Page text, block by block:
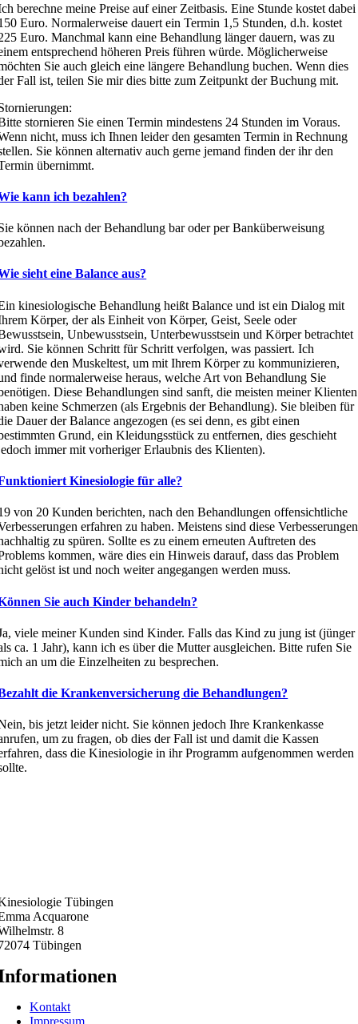
berechne meine Preise auf einer Zeitbasis. Eine Stunde kostet dabei
Euro. Normalerweise dauert ein Termin 1,5 Stunden, d.h. kostet
Euro. Manchmal kann eine Behandlung länger dauern, was zu
entsprechend höheren Preis führen würde. Möglicherweise
Sie auch gleich eine längere Behandlung buchen. Wenn dies
Fall ist, teilen Sie mir dies bitte zum Zeitpunkt der Buchung mit.
stornieren Sie einen Termin mindestens 24 Stunden im Voraus.
nicht, muss ich Ihnen leider den gesamten Termin in Rechnung
Sie können alternativ auch gerne jemand finden der ihr den
übernimmt.
kann ich bezahlen?
können nach der Behandlung bar oder per Banküberweisung
sieht eine Balance aus?
kinesiologische Behandlung heißt Balance und ist ein Dialog mit
Körper, der als Einheit von Körper, Geist, Seele oder
Unbewusstsein, Unterbewusstsein und Körper betrachtet
Sie können Schritt für Schritt verfolgen, was passiert. Ich
den Muskeltest, um mit Ihrem Körper zu kommunizieren,
finde normalerweise heraus, welche Art von Behandlung Sie
Diese Behandlungen sind sanft, die meisten meiner Klienten
keine Schmerzen (als Ergebnis der Behandlung). Sie bleiben für
Dauer der Balance angezogen (es sei denn, es gibt einen
Grund, ein Kleidungsstück zu entfernen, dies geschieht
immer mit vorheriger Erlaubnis des Klienten).
Kinesiologie für alle?
von 20 Kunden berichten, nach den Behandlungen offensichtliche
erfahren zu haben. Meistens sind diese Verbesserungen
zu spüren. Sollte es zu einem erneuten Auftreten des
kommen, wäre dies ein Hinweis darauf, dass das Problem
gelöst ist und noch weiter angegangen werden muss.
Sie auch Kinder behandeln?
viele meiner Kunden sind Kinder. Falls das Kind zu jung ist (jünger
ca. 1 Jahr), kann ich es über die Mutter ausgleichen. Bitte rufen Sie
an um die Einzelheiten zu besprechen.
die Krankenversicherung die Behandlungen?
bis jetzt leider nicht. Sie können jedoch Ihre Krankenkasse
um zu fragen, ob dies der Fall ist und damit die Kassen
dass die Kinesiologie in ihr Programm aufgenommen werden
Tübingen
Acquarone
8
Tübingen
Kontakt